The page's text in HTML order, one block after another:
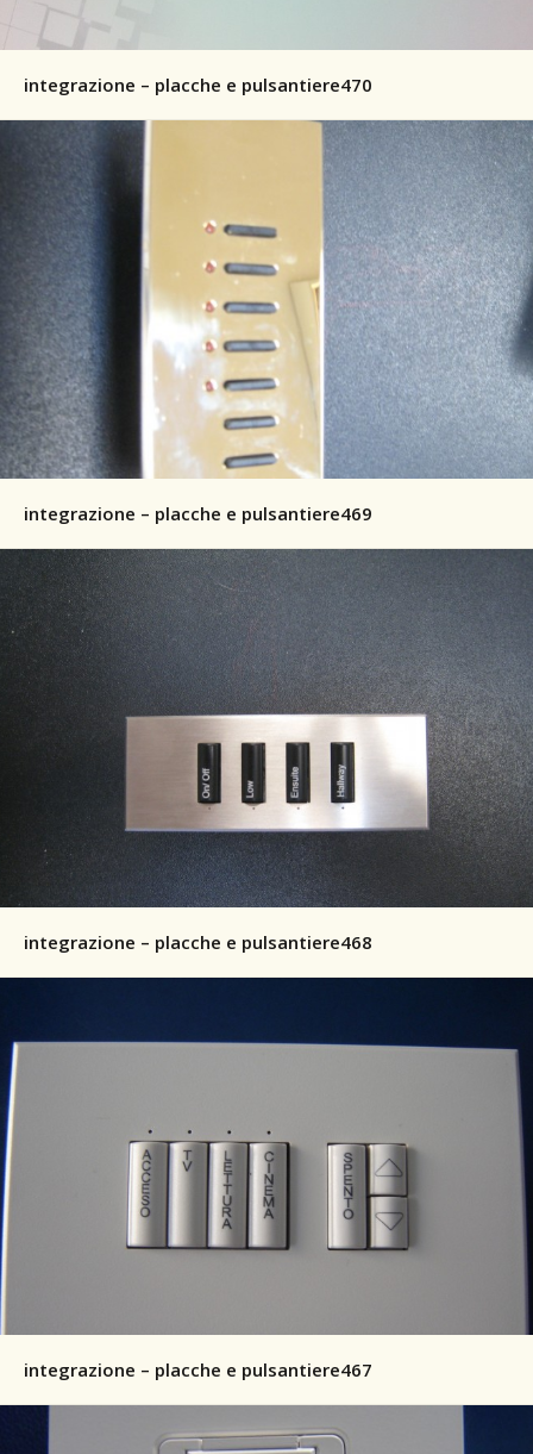
integrazione – placche e pulsantiere470
integrazione – placche e pulsantiere469
integrazione – placche e pulsantiere468
integrazione – placche e pulsantiere467